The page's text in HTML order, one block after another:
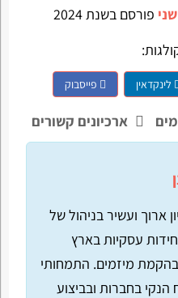
פורסם בשנת 2024
לינקדאין פייסבוק
ארכיונים קשורים
ארוך ועשיר בניהול של
עסקיות בארץ
מיזמים. התמחותי
הנקי בחברות ובביצוע